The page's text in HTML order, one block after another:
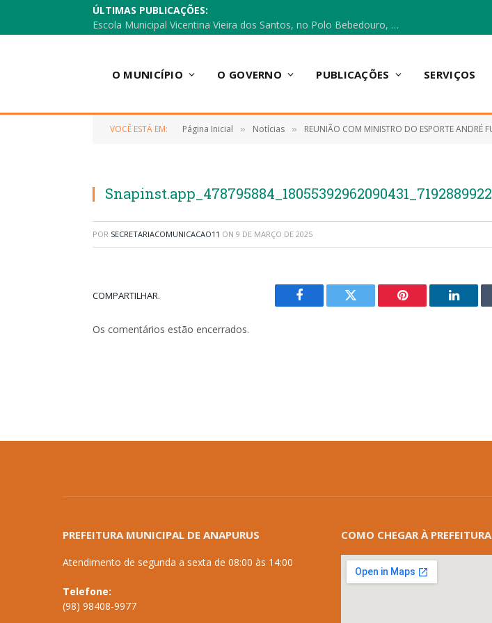
ÚLTIMAS PUBLICAÇÕES:
Escola Municipal Vicentina Vieira dos Santos, no Polo Bebedouro, recebeu materiais para a implantação do Cantinho da Leitura e da Sala Multidisciplinar.
O MUNICÍPIO O GOVERNO PUBLICAÇÕES SERVIÇOS
VOCÊ ESTÁ EM: Página Inicial » Notícias » REUNIÃO COM MINISTRO DO ESPORTE ANDRÉ
POR SECRETARIACOMUNICACAO11 ON 9 DE MARÇO DE 2025
COMPARTILHAR.
Facebook Twitter Pinterest
Os comentários estão encerrados.
PREFEITURA MUNICIPAL DE ANAPURUS
Atendimento de segunda a sexta de 08:00 às 14:00
Telefone:
(98) 98408-9977
COMO CHEGAR À PREFEITURA